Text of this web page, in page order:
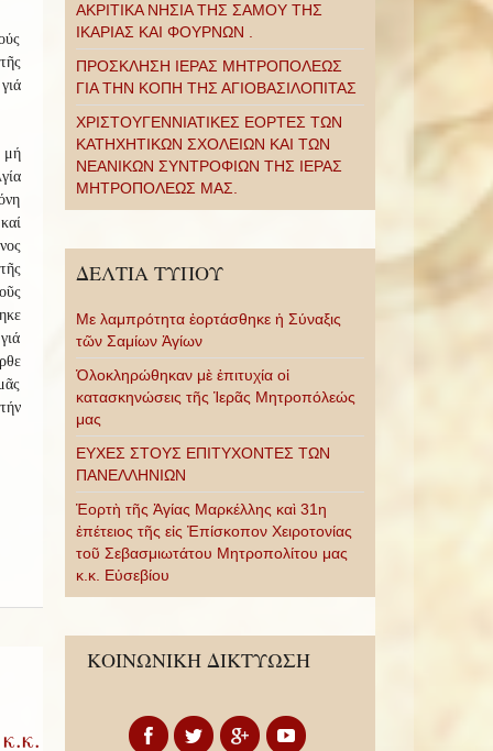
μή
ΑΚΡΙΤΙΚΑ ΝΗΣΙΑ ΤΗΣ ΣΑΜΟΥ ΤΗΣ
ΙΚΑΡΙΑΣ ΚΑΙ ΦΟΥΡΝΩΝ .
ΠΡΟΣΚΛΗΣΗ ΙΕΡΑΣ ΜΗΤΡΟΠΟΛΕΩΣ
ΓΙΑ ΤΗΝ ΚΟΠΗ ΤΗΣ ΑΓΙΟΒΑΣΙΛΟΠΙΤΑΣ
ΧΡΙΣΤΟΥΓΕΝΝΙΑΤΙΚΕΣ ΕΟΡΤΕΣ ΤΩΝ
ΚΑΤΗΧΗΤΙΚΩΝ ΣΧΟΛΕΙΩΝ ΚΑΙ ΤΩΝ
ΝΕΑΝΙΚΩΝ ΣΥΝΤΡΟΦΙΩΝ ΤΗΣ ΙΕΡΑΣ
ΜΗΤΡΟΠΟΛΕΩΣ ΜΑΣ.
ΔΕΛΤΙΑ ΤΥΠΟΥ
Με λαμπρότητα ἑορτάσθηκε ἡ Σύναξις
τῶν Σαμίων Ἁγίων
Ὁλοκληρώθηκαν μὲ ἐπιτυχία οἱ
κατασκηνώσεις τῆς Ἱερᾶς Μητροπόλεώς
μας
ΕΥΧΕΣ ΣΤΟΥΣ ΕΠΙΤΥΧΟΝΤΕΣ ΤΩΝ
ΠΑΝΕΛΛΗΝΙΩΝ
Ἑορτὴ τῆς Ἁγίας Μαρκέλλης καὶ 31η
ἐπέτειος τῆς εἰς Ἐπίσκοπον Χειροτονίας
τοῦ Σεβασμιωτάτου Μητροπολίτου μας
κ.κ. Εὐσεβίου
ΚΟΙΝΩΝΙΚΗ ΔΙΚΤΥΩΣΗ